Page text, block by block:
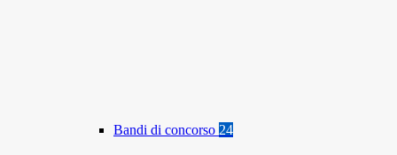
Bandi di concorso 24